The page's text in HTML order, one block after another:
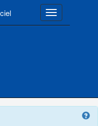
Toggle